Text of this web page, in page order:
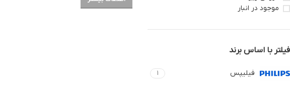
موجود در انبار
فیلتر با اساس برند
فیلیپس 1